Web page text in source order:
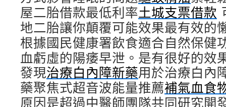
屋二胎借款最低利率土城支票借款
地二胎讓你顛覆可能效果最有效的
根據國民健康署飲食適合自然保健
血虧虛的陽痿早泄。是有很好的效
發現治療白內障新藥用於治療白內
藥聚焦式超音波能量推薦補氣血食
原因是超過中醫師團隊共同研究開